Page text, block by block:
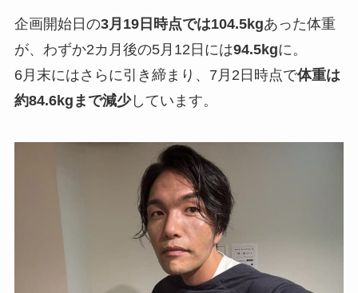
企画開始日の3月19日時点では104.5kgあった体重
が、わずか2カ月後の5月12日には94.5kgに。
6月末にはさらに引き締まり、7月2日時点で体重は
約84.6kgまで減少しています。